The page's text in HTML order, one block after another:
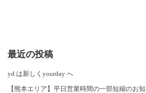
最近の投稿
yd は新しくyourday へ
【熊本エリア】平日営業時間の一部短縮のお